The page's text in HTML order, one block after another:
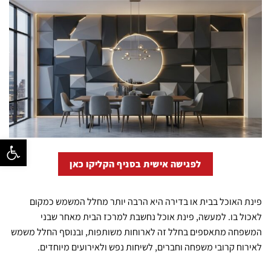
פתח
לפגישה אישית בסניף הקליקו כאן
פינת האוכל בבית או בדירה היא הרבה יותר מחלל המשמש כמקום
לאכול בו. למעשה, פינת אוכל נחשבת למרכז הבית מאחר שבני
המשפחה מתאספים בחלל זה לארוחות משותפות, ובנוסף החלל משמש
לאירוח קרובי משפחה וחברים, לשיחות נפש ולאירועים מיוחדים.